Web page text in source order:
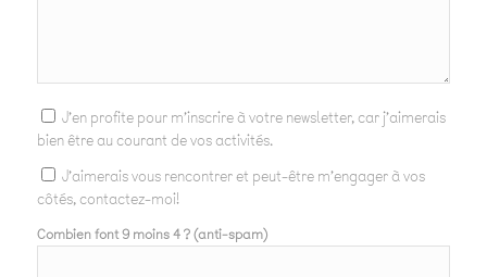
J'en profite pour m'inscrire à votre newsletter, car j'aimerais
bien être au courant de vos activités.
J'aimerais vous rencontrer et peut-être m'engager à vos
côtés, contactez-moi!
Combien font 9 moins 4 ? (anti-spam)